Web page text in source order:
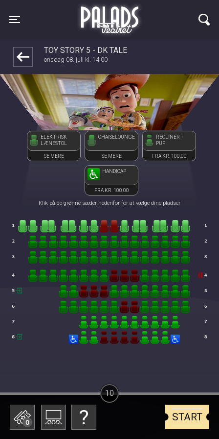
Toggle navigation
Palads Teatret
TOY STORY 5 - DK TALE
onsdag 08. juli kl. 14:00
ELEKTRISK
LÆNESTOL
SE MERE
CHAISELOUNGE
SE MERE
RECLINER +
PUF
FRA KR. 100,00
HANDICAP
FRA KR. 100,00
Klik på de grønne sæder nedenfor for at vælge dine pladser
0 START
10
front03-cc 052013